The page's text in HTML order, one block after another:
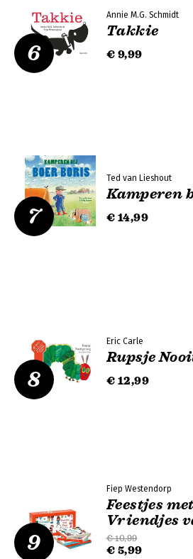
6
Annie M.G. Schmidt
Takkie
€ 9,99
7
Ted van Lieshout
Kamperen
€ 14,99
8
Eric Carle
Rupsje
€ 12,99
9
Fiep Westendorp
Feestjes
Vriendjes
€ 10,99
€ 5,99